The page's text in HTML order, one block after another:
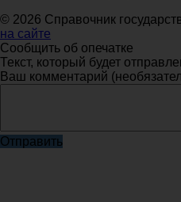
© 2026 Справочник
на сайте
Сообщить об опечатке
Текст, который будет
Ваш комментарий
Отправить